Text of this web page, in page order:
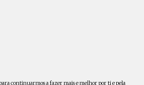
continuarmos a fazer mais e melhor por ti e pela